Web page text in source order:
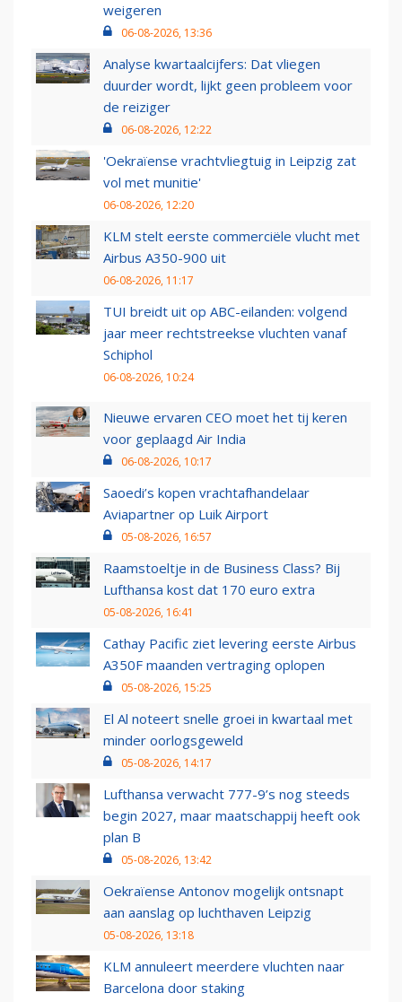
weigeren
06-08-2026, 13:36
Analyse kwartaalcijfers: Dat vliegen
duurder wordt, lijkt geen probleem voor
de reiziger
06-08-2026, 12:22
'Oekraïense vrachtvliegtuig in Leipzig zat
vol met munitie'
06-08-2026, 12:20
KLM stelt eerste commerciële vlucht met
Airbus A350-900 uit
06-08-2026, 11:17
TUI breidt uit op ABC-eilanden: volgend
jaar meer rechtstreekse vluchten vanaf
Schiphol
06-08-2026, 10:24
Nieuwe ervaren CEO moet het tij keren
voor geplaagd Air India
06-08-2026, 10:17
Saoedi’s kopen vrachtafhandelaar
Aviapartner op Luik Airport
05-08-2026, 16:57
Raamstoeltje in de Business Class? Bij
Lufthansa kost dat 170 euro extra
05-08-2026, 16:41
Cathay Pacific ziet levering eerste Airbus
A350F maanden vertraging oplopen
05-08-2026, 15:25
El Al noteert snelle groei in kwartaal met
minder oorlogsgeweld
05-08-2026, 14:17
Lufthansa verwacht 777-9’s nog steeds
begin 2027, maar maatschappij heeft ook
plan B
05-08-2026, 13:42
Oekraïense Antonov mogelijk ontsnapt
aan aanslag op luchthaven Leipzig
05-08-2026, 13:18
KLM annuleert meerdere vluchten naar
Barcelona door staking